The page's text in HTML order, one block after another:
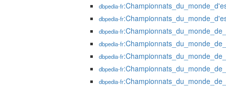
dbpedia-fr
dbpedia-fr
dbpedia-fr
dbpedia-fr
dbpedia-fr
dbpedia-fr
dbpedia-fr